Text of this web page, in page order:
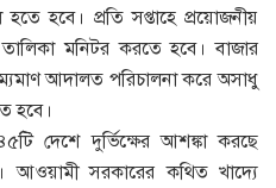
হবে। প্রতি সপ্তাহে প্রয়োজনীয়
মনিটর করতে হবে। বাজার
আদালত পরিচালনা করে অসাধু
হবে।
দেশে দুর্ভিক্ষের আশঙ্কা করছে
আওয়ামী সরকারের কথিত খাদ্যে